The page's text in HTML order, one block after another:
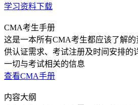
学习资料下载
CMA考生手册
这是一本所有CMA考生都应该了解
供认证需求、考试注册及时间安排的
一切与考试相关的信息
查看CMA手册
内容大纲